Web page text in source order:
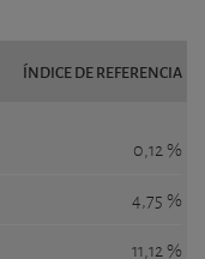
ÍNDICE DE REFERENCIA
0,12 %
4,75 %
11,12 %